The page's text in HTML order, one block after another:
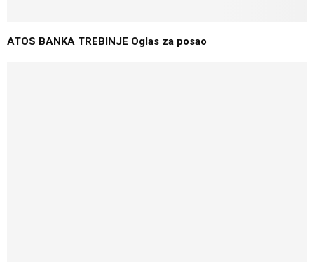
ATOS BANKA TREBINJE Oglas za posao